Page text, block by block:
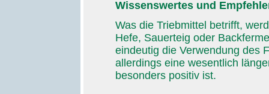
Wissenswertes und
Was die Triebmittel betrifft,
Hefe, Sauerteig oder
eindeutig die Verwendung des
allerdings eine wesentlich
besonders positiv ist.